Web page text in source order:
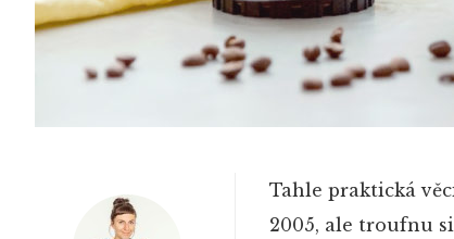
Tahle praktická
2005, ale troufnu